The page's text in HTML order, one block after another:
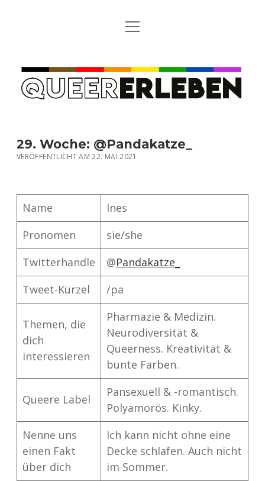
STARTSEITE
REGELN
ÜBERSICHT DER TEILNEHMER*INNEN
Menü
QUEER
ERLEBEN
29. Woche: @Pandakatze_
VERÖFFENTLICHT AM 22. MAI 2021
Name
Ines
Pronomen
sie/she
Twitterhandle
@Pandakatze_
Tweet-Kürzel
/pa
Themen, die
dich
interessieren
Pharmazie & Medizin.
Neurodiversität &
Queerness. Kreativität &
bunte Farben.
Queere Label
Pansexuell & -romantisch.
Polyamorös. Kinky.
Nenne uns
einen Fakt
über dich
Ich kann nicht ohne eine
Decke schlafen. Auch nicht
im Sommer.